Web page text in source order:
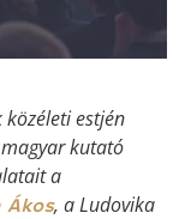
estjén
kutató
a
Ákos, a Ludovika